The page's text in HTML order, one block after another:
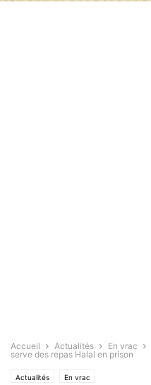
Accueil Actualités En vrac
serve des repas Halal en prison
Actualités En vrac